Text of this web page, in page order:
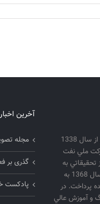
با هدف تحقيق و توسعه در زمينه كاربرد مواد نفتي از سال 1338
ملي نفت
تحقيقاتي به
«مركز پژوهش و خدمات علمي» تغيير يافت و تا سال 1368 به
پرداخت. در
و آموزش عالي
آخرین اخبار
مجله
گذری بر
پادکست